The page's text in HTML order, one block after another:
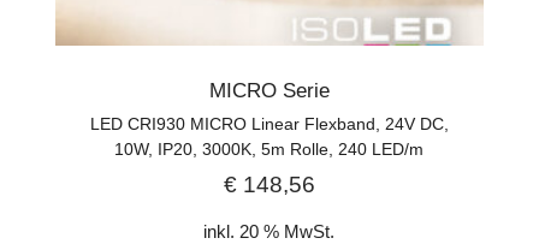
MICRO Serie
LED CRI930 MICRO Linear Flexband, 24V DC,
10W, IP20, 3000K, 5m Rolle, 240 LED/m
€148,56
inkl. 20 % MwSt.